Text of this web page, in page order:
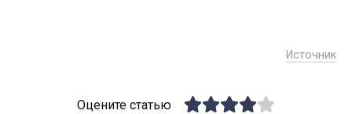
Источник
Оцените статью